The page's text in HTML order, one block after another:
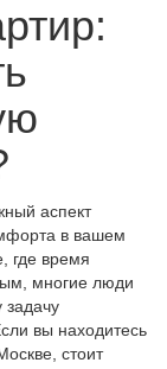
аспект
в вашем
где время
многие люди
задачу
вы находитесь
стоит